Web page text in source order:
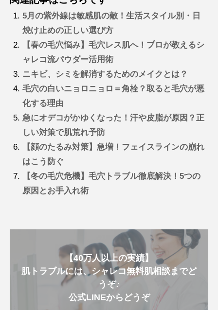
5月の紫外線は敏感肌の敵！生活スタイル別・日
焼け止めの正しい選び方
【春の毛穴悩み】毛穴レス肌へ！プロが教えるシ
ャレコ流パウダー活用術
ニキビ、シミを解消するためのメイクとは？
毛穴の白いニョロニョロ＝角栓？取ると毛穴が悪
化する理由
急にオデコがかゆくなった！汗や皮脂が原因？正
しい対策で肌荒れ予防
【顔のたるみ対策】急増！フェイスラインの崩れ
はこう防ぐ
【冬の毛穴危機】毛穴トラブル徹底解決！5つの
原因とお手入れ術
【40万人以上の実績】
肌トラブルには、シャレコ無料肌相談までど
うぞ♪
公式LINEからどうぞ